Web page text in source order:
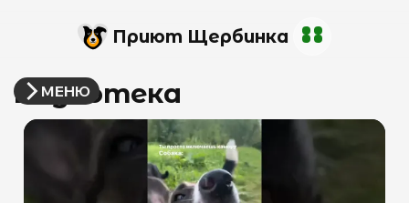
Приют Щербинка
МЕНЮ
Видеотека